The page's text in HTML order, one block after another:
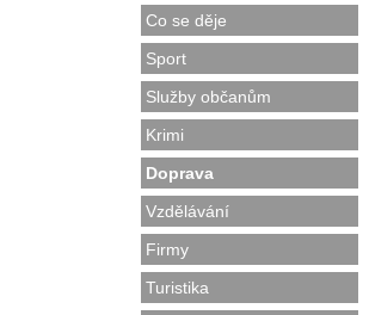
Co se děje
Sport
Služby občanům
Krimi
Doprava
Vzdělávání
Firmy
Turistika